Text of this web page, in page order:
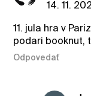
14. 11.
11. jula hra v
podari booknut,
Odpovedať